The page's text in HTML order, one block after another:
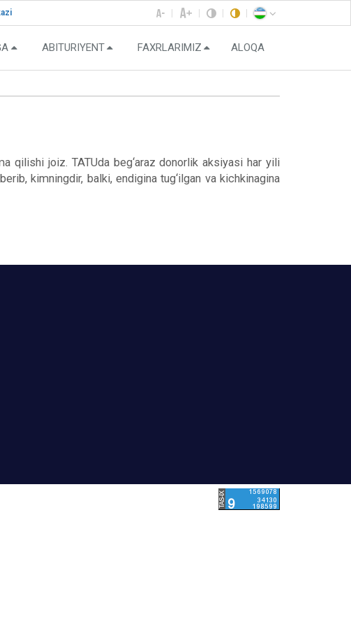
ABITURIYENT FAXRLARIMIZ ALOQA
qilishi joiz. TATUda beg‘araz donorlik aksiyasi har yili
kimningdir, balki, endigina tug‘ilgan va kichkinagina